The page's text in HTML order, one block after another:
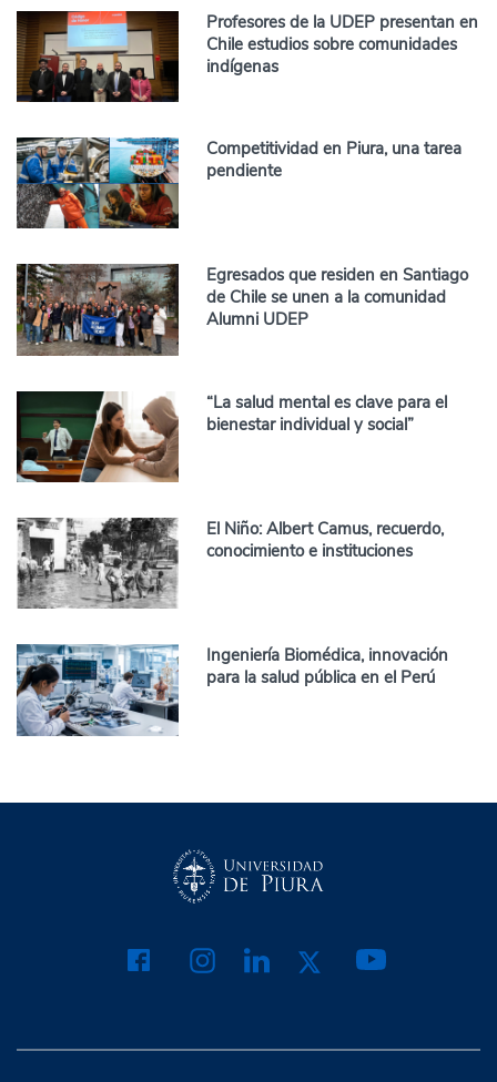
Profesores de la UDEP presentan en
Chile estudios sobre comunidades
indígenas
Competitividad en Piura, una tarea
pendiente
Egresados que residen en Santiago
de Chile se unen a la comunidad
Alumni UDEP
“La salud mental es clave para el
bienestar individual y social”
El Niño: Albert Camus, recuerdo,
conocimiento e instituciones
Ingeniería Biomédica, innovación
para la salud pública en el Perú